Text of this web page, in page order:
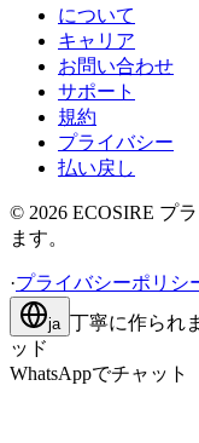
について
キャリア
お問い合わせ
サポート
規約
プライバシー
払い戻し
© 2026 ECOSIRE プ
ます。
·プライバシーポリシ
ja 丁寧に作られ
ッド
WhatsAppでチャット